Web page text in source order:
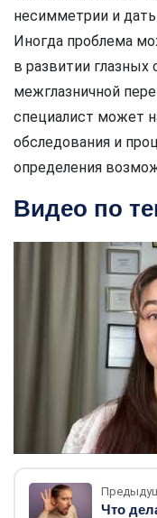
несимметрии и
Иногда проблема
в развитии
межглазничной
специалист может
обследования и
определения
Видео по
Что